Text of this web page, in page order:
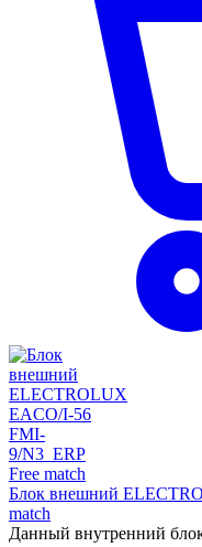
Блок внешний
match
Данный внутренний